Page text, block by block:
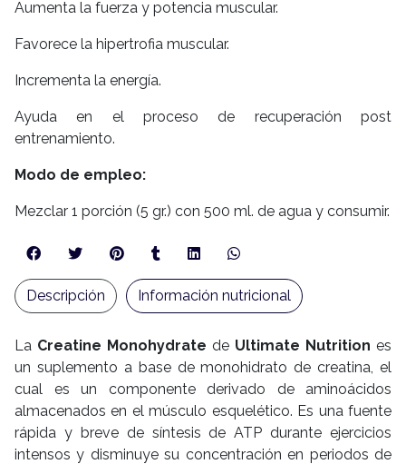
Aumenta la fuerza y potencia muscular.
Favorece la hipertrofia muscular.
Incrementa la energía.
Ayuda en el proceso de recuperación post
entrenamiento.
Modo de empleo:
Mezclar 1 porción (5 gr.) con 500 ml. de agua y consumir.
La Creatine Monohydrate de Ultimate Nutrition es
un suplemento a base de monohidrato de creatina, el
cual es un componente derivado de aminoácidos
almacenados en el músculo esquelético. Es una fuente
rápida y breve de síntesis de ATP durante ejercicios
intensos y disminuye su concentración en periodos de
Descripción Información nutricional